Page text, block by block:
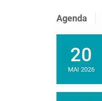
Agenda
20
MAI 2026